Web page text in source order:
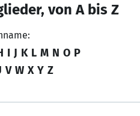
von A bis Z
I J K L M N O P
V W X Y Z